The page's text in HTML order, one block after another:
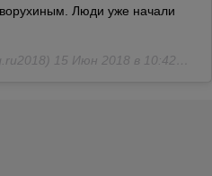
Люди уже начали
15 Июн 2018 в 10:42 PDT